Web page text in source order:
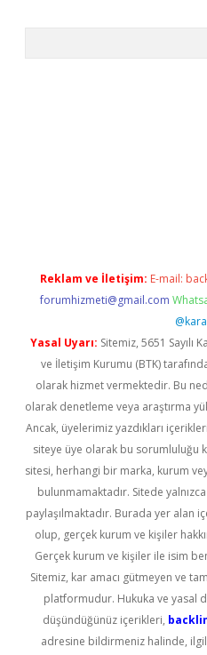
Reklam ve İletişim: E-mail:
forumhizmeti@gmail.com
Yasal Uyarı: Sitemiz, 5651 Sayılı
ve İletişim Kurumu (BTK)
olarak hizmet vermektedir. Bu
olarak denetleme veya araştırma
Ancak, üyelerimiz yazdıkları
siteye üye olarak bu sorumluluğu
sitesi, herhangi bir marka, kurum
bulunmamaktadır. Sitede
paylaşılmaktadır. Burada yer alan
olup, gerçek kurum ve kişiler
Gerçek kurum ve kişiler ile isim
Sitemiz, kar amacı gütmeyen ve
platformudur. Hukuka ve yasal
düşündüğünüz içerikleri,
adresine bildirmeniz halinde,